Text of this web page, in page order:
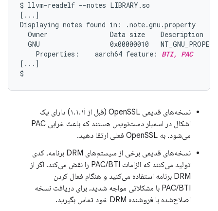
$ llvm-readelf --notes LIBRARY.so
[...]
Displaying notes found in: .note.gnu.property
  Owner                Data size    Description
GNU                  0x00000010
    Properties:    aarch64 feature:
BTI, PAC
[...]
نسخه‌های قدیمی OpenSSL (قبل از ۱.۱.۱i) دارای یک
اشکال در اسمبلر دست‌نویس هستند که باعث خرابی PAC
می‌شود. به OpenSSL فعلی ارتقا دهید.
نسخه‌های قدیمی برخی از سیستم‌های DRM برنامه، کدی
تولید می‌کنند که الزامات PAC/BTI را نقض می‌کند. اگر از
DRM برنامه استفاده می‌کنید و هنگام فعال کردن
PAC/BTI با مشکلاتی مواجه شدید، برای دریافت نسخه
اصلاح‌شده با فروشنده DRM خود تماس بگیرید.